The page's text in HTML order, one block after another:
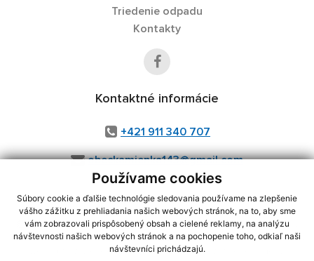
Používame cookies
Súbory cookie a ďalšie technológie sledovania používame na zlepšenie
vášho zážitku z prehliadania našich webových stránok, na to, aby sme
vám zobrazovali prispôsobený obsah a cielené reklamy, na analýzu
návštevnosti našich webových stránok a na pochopenie toho, odkiaľ naši
návštevníci prichádzajú.
Triedenie odpadu
Kontakty
Kontaktné informácie
+421 911 340 707
obeckamienka143@gmail.com
využite možnosť získavania aktuálnych informácií s využitím RSS
CMS systém (redakčný) systém ECHELON 2,Mapa stránok,web portál
webex.digital, s.r.o.,domény,registrácia domény